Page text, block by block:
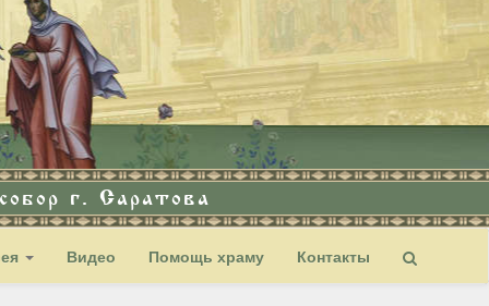
г. Саратова
Видео Помощь храму Контакты